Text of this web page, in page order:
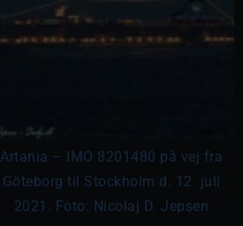
Artania – IMO 8201480 på vej fra
Göteborg til Stockholm d. 12. juli
2021. Foto: Nicolaj D. Jepsen